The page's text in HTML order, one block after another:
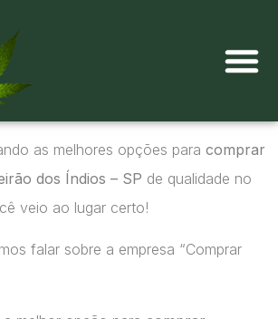
as melhores opções para comprar
dos Índios – SP de qualidade no
veio ao lugar certo!
falar sobre a empresa “Comprar